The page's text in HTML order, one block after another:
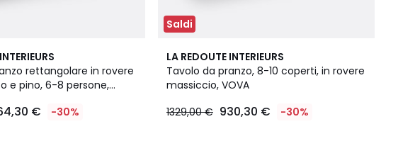
rettangolare in rovere
e pino, 6-8 persone,
€ -30%
Saldi
LA REDOUTE INTERIEURS
Tavolo da pranzo, 8-10 coperti, in rovere
massiccio, VOVA
1329,00 € 930,30 € -30%
4,6
/ 5